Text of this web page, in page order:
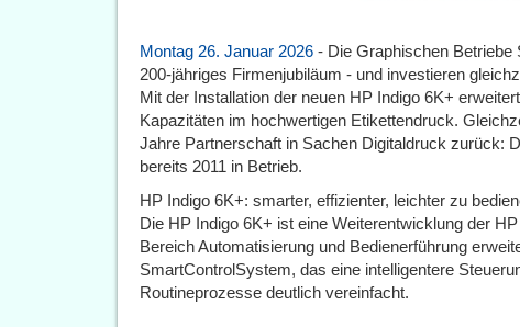
Montag 26. Januar 2026 - Die Graphischen Betriebe
200‑jähriges Firmenjubiläum - und investieren
Mit der Installation der neuen HP Indigo 6K+
Kapazitäten im hochwertigen Etikettendruck.
Jahre Partnerschaft in Sachen Digitaldruck zurück:
bereits 2011 in Betrieb.
HP Indigo 6K+: smarter, effizienter, leichter zu
Die HP Indigo 6K+ ist eine Weiterentwicklung der
Bereich Automatisierung und Bedienerführung
SmartControlSystem, das eine intelligentere
Routineprozesse deutlich vereinfacht.